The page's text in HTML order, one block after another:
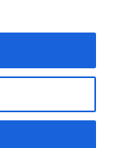
2026. All rights